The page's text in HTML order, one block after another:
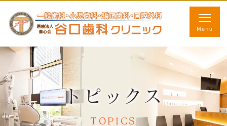
トピックス
TOPICS